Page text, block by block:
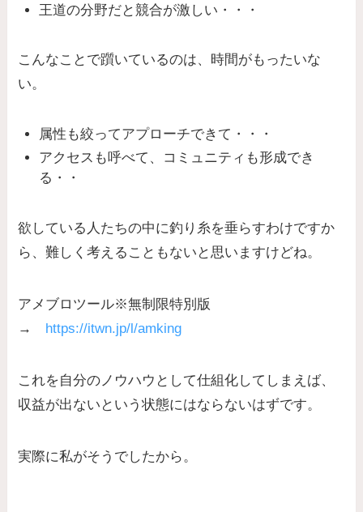
王道の分野だと競合が激しい・・・
こんなことで躓いているのは、時間がもったいな
い。
属性も絞ってアプローチできて・・・
アクセスも呼べて、コミュニティも形成でき
る・・
欲している人たちの中に釣り糸を垂らすわけですか
ら、難しく考えることもないと思いますけどね。
アメブロツール※無制限特別版
→ https://itwn.jp/l/amking
これを自分のノウハウとして仕組化してしまえば、
収益が出ないという状態にはならないはずです。
実際に私がそうでしたから。